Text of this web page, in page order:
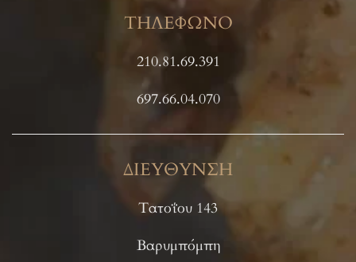
ΤΗΛΕΦΩΝΟ
210.81.69.391
697.66.04.070
ΔΙΕΥΘΥΝΣΗ
Τατοΐου 143
Βαρυμπόμπη